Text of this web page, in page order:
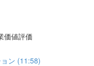
値評価
ン (11:58)